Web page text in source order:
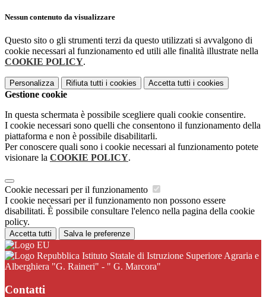
Nessun contenuto da visualizzare
Questo sito o gli strumenti terzi da questo utilizzati si avvalgono di
cookie necessari al funzionamento ed utili alle finalità illustrate nella
COOKIE POLICY.
Personalizza Rifiuta tutti i cookies Accetta tutti i cookies
Gestione cookie
In questa schermata è possibile scegliere quali cookie consentire.
I cookie necessari sono quelli che consentono il funzionamento della
piattaforma e non è possibile disabilitarli.
Per conoscere quali sono i cookie necessari al funzionamento potete
visionare la COOKIE POLICY.
Cookie necessari per il funzionamento
I cookie necessari per il funzionamento non possono essere
disabilitati. È possibile consultare l'elenco nella pagina della cookie
policy.
Accetta tutti Salva le preferenze
Istituto Statale di Istruzione Superiore Agraria e
Alberghiera "G. Raineri" - " G. Marcora"
Contatti